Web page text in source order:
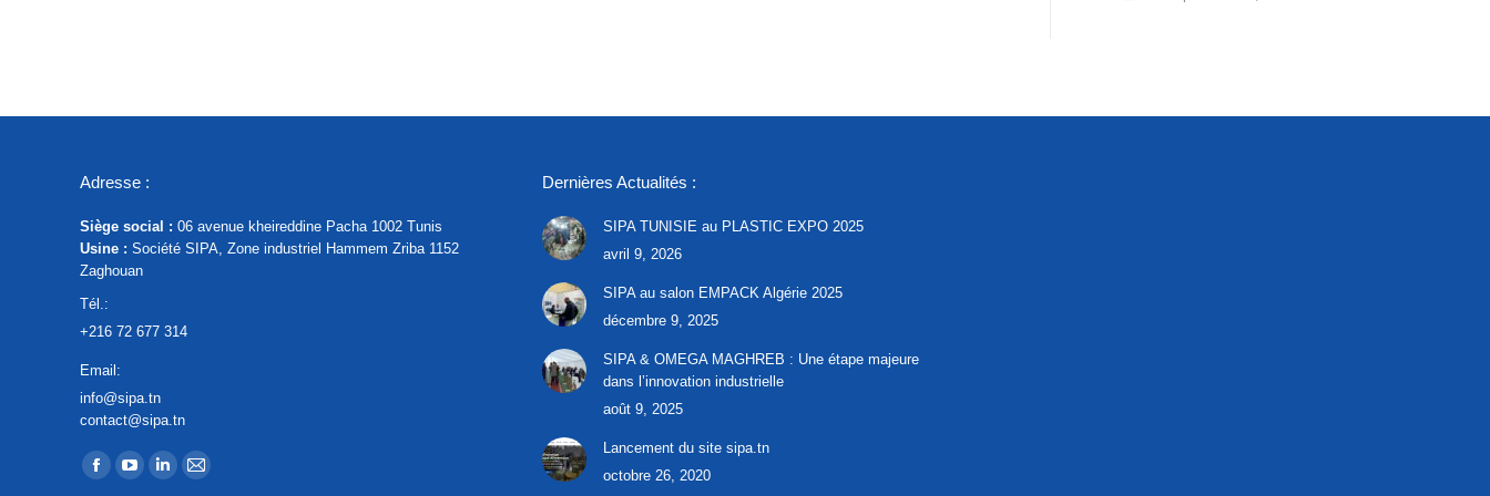
Adresse :
Siège social : 06 avenue kheireddine Pacha 1002 Tunis
Usine : Société SIPA, Zone industriel Hammem Zriba 1152
Zaghouan
Tél.:
+216 72 677 314
Email:
info@sipa.tn
contact@sipa.tn
Trouvez nous sur :
La
La La La
Dernières Actualités :
SIPA TUNISIE au PLASTIC EXPO 2025
avril 9, 2026
SIPA au salon EMPACK Algérie 2025
décembre 9, 2025
SIPA & OMEGA MAGHREB : Une étape majeure
dans l’innovation industrielle
août 9, 2025
Lancement du site sipa.tn
octobre 26, 2020